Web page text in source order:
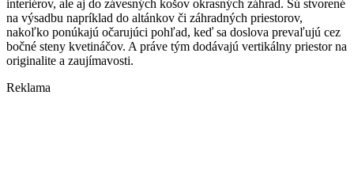
interiérov, ale aj do závesných košov okrasných záhrad. Sú stvorené
na výsadbu napríklad do altánkov či záhradných priestorov,
nakoľko ponúkajú očarujúci pohľad, keď sa doslova prevaľujú cez
bočné steny kvetináčov. A práve tým dodávajú vertikálny priestor na
originalite a zaujímavosti.
Reklama